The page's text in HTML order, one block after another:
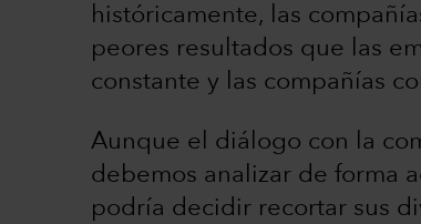
históricamente, las
peores resultados que las
constante y las compañías
Aunque el diálogo con la
debemos analizar de forma
podría decidir recortar sus